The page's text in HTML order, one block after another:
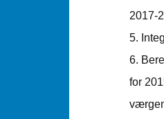
2017-
5.
6.
for